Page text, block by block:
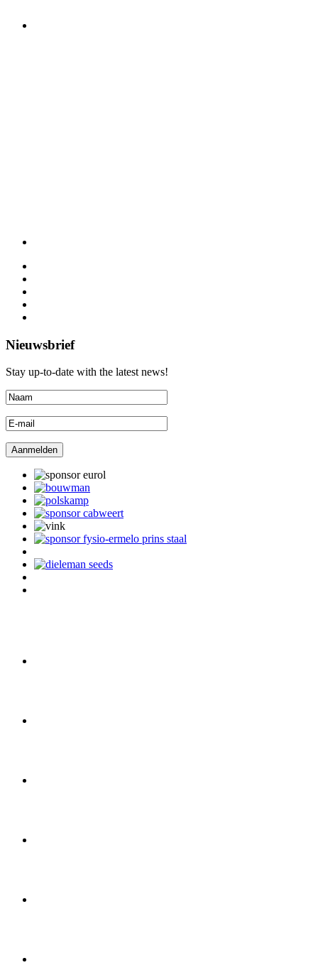
Nieuwsbrief
Stay up-to-date with the latest news!